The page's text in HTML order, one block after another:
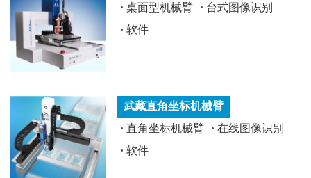
· 桌面型机械臂 · 台式图像识别
· 软件
武藏直角坐标机械臂
· 直角坐标机械臂 · 在线图像识别
· 软件